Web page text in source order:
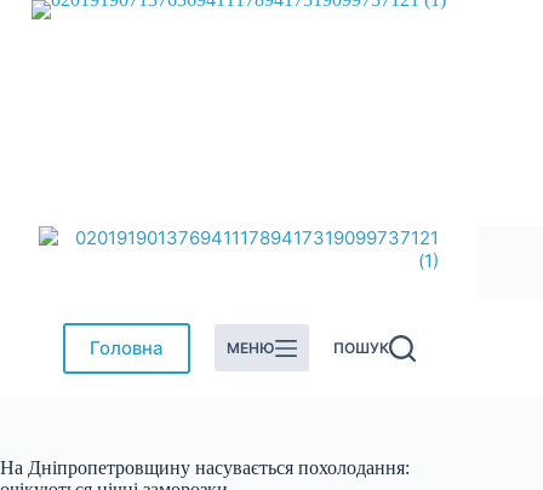
Перейти
Головна МЕНЮ ПОШУК
На Дніпропетровщину насувається похолодання: